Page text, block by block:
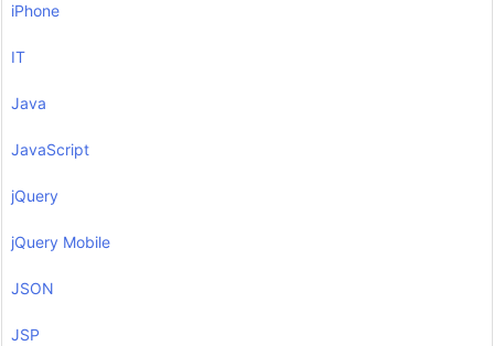
iPhone
IT
Java
JavaScript
jQuery
jQuery Mobile
JSON
JSP